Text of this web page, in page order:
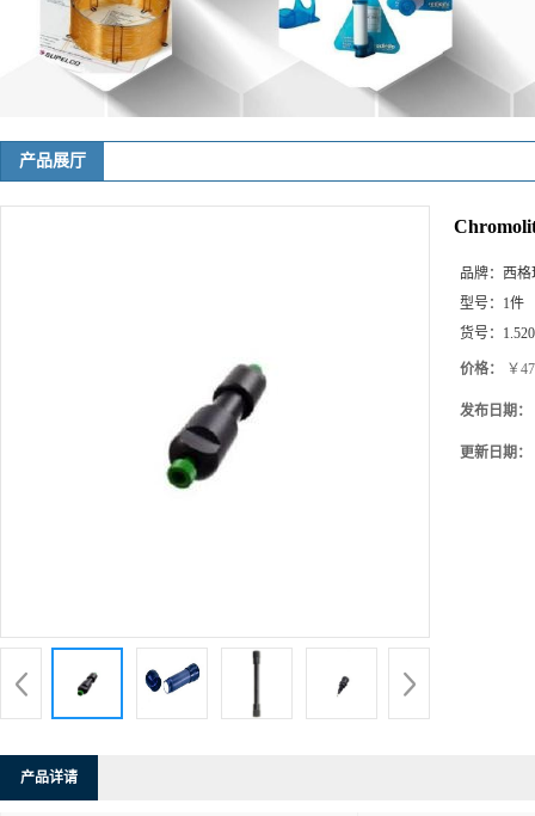
产品展厅
品牌： 西格
型号： 1件
货号：
价格： ￥
发布日期：
更新日期：
产品详请